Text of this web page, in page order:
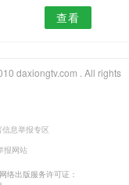
查看
daxiongtv.com . All rights
信息举报专区
报网站
网络出版服务许可证：